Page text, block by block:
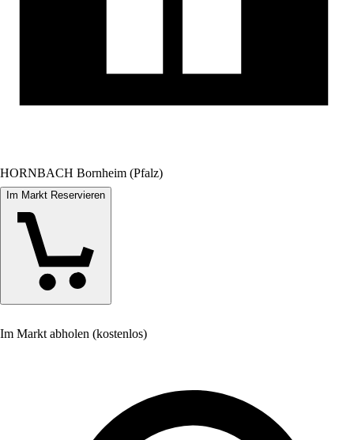
HORNBACH Bornheim (Pfalz)
Im Markt Reservieren
Im Markt abholen (kostenlos)